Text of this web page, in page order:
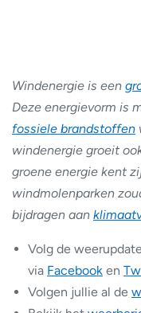
Windenergie is een
Deze energievorm is
fossiele brandstoffen
windenergie groeit
groene energie kent
windmolenparken
bijdragen aan
Volg de
via Facebook en
Volgen jullie al de